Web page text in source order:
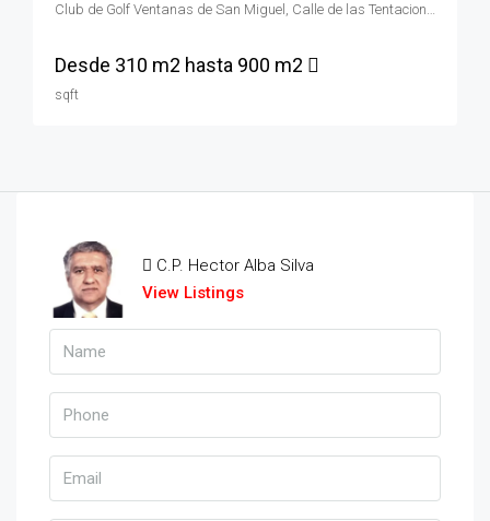
Club de Golf Ventanas de San Miguel, Calle de las Tentaciones, San Miguel de Allende, Guanajuato, 37713, México
Desde 310 m2 hasta 900 m2
sqft
C.P. Hector Alba Silva
View Listings